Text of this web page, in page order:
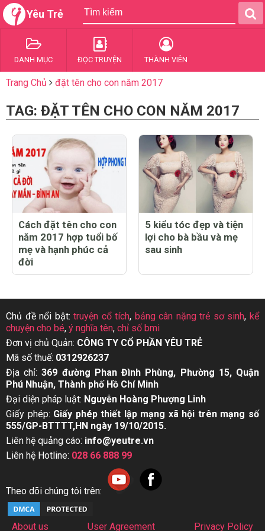
Yêu Trẻ
DANH MỤC ĐỌC TRUYỆN THÀNH VIÊN
Trang Chủ đặt tên cho con năm 2017
TAG: ĐẶT TÊN CHO CON NĂM 2017
Cách đặt tên cho con
năm 2017 hợp tuổi bố
mẹ và hạnh phúc cả
đời
5 kiểu tóc đẹp và tiện
lợi cho bà bầu và mẹ
sau sinh
Chủ đề nổi bật:truyện cổ tích, bảng cân nặng trẻ sơ sinh,kể
chuyện cho bé, ý nghĩa tên, chỉ số bmi
Đơn vị chủ Quản: CÔNG TY CỔ PHẦN YÊU TRẺ
Mã số thuế: 0312926237
Địa chỉ:369 đường Phan Đình Phùng, Phường 15, Quận
Phú Nhuận, Thành phố Hồ Chí Minh
Đại diện pháp luật: Nguyễn Hoàng Phượng Linh
Giấy phép: Giấy phép thiết lập mạng xã hội trên mạng số
555/GP-BTTTT,HN ngày 19/10/2015.
Liên hệ quảng cáo: info@yeutre.vn
Liên hệ Hotline: 028 66 888 99
Theo dõi chúng tôi trên:
About us User Agreement Privacy Policy